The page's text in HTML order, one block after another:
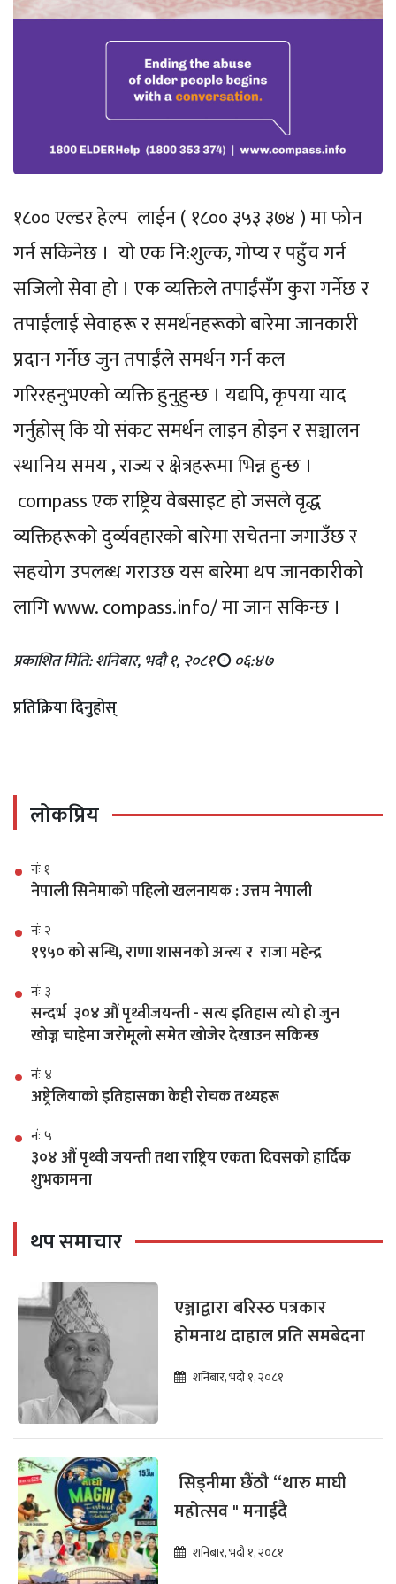
१८०० एल्डर हेल्प लाईन ( १८०० ३५३ ३७४ ) मा फोन
गर्न सकिनेछ । यो एक नि:शुल्क, गोप्य र पहुँच गर्न
सजिलो सेवा हो । एक व्यक्तिले तपाईंसँग कुरा गर्नेछ र
तपाईंलाई सेवाहरू र समर्थनहरूको बारेमा जानकारी
प्रदान गर्नेछ जुन तपाईंले समर्थन गर्न कल
गरिरहनुभएको व्यक्ति हुनुहुन्छ । यद्यपि, कृपया याद
गर्नुहोस् कि यो संकट समर्थन लाइन होइन र सञ्चालन
स्थानिय समय , राज्य र क्षेत्रहरूमा भिन्न हुन्छ ।
compass एक राष्ट्रिय वेबसाइट हो जसले वृद्ध
व्यक्तिहरूको दुर्व्यवहारको बारेमा सचेतना जगाउँछ र
सहयोग उपलब्ध गराउछ यस बारेमा थप जानकारीको
लागि www. compass.info/ मा जान सकिन्छ ।
प्रकाशित मिति: शनिबार, भदौ १, २०८१ ०६:४७
प्रतिक्रिया दिनुहोस्
लोकप्रिय
नंः १
नेपाली सिनेमाको पहिलो खलनायक : उत्तम नेपाली
नंः २
१९५० को सन्धि, राणा शासनको अन्त्य र राजा महेन्द्र
नंः ३
सन्दर्भ ३०४ औं पृथ्वीजयन्ती - सत्य इतिहास त्याे हाे जुन
खाेज्न चाहेमा जराेमूलाे समेत खाेजेर देखाउन सकिन्छ
नंः ४
अष्ट्रेलियाको इतिहासका केही रोचक तथ्यहरू
नंः ५
३०४ औं पृथ्वी जयन्ती तथा राष्ट्रिय एकता दिवसको हार्दिक
शुभकामना
थप समाचार
एञ्जाद्वारा बरिस्ठ पत्रकार
होमनाथ दाहाल प्रति समबेदना
शनिबार, भदौ १, २०८१
सिड्नीमा छैंठौ “थारु माघी
महोत्सव " मनाईदै
शनिबार, भदौ १, २०८१